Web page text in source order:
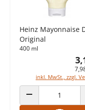
Heinz Mayonnaise
Original
400 ml
inkl. MwSt., zzgl.
ANZAHL